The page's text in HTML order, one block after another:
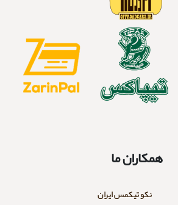
همکاران ما
نکو تیکمس ایران